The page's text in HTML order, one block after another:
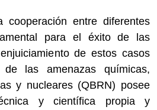
cooperación entre diferentes
para el éxito de las
de estos casos
las amenazas químicas,
y nucleares (QBRN) posee
y científica propia y